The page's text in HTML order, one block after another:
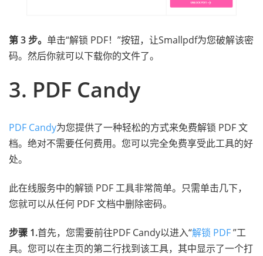
第 3 步。 单击“解锁 PDF！”按钮，让Smallpdf为您破解该密
码。然后你就可以下载你的文件了。
3. PDF Candy
PDF Candy为您提供了一种轻松的方式来免费解锁 PDF 文
档。绝对不需要任何费用。您可以完全免费享受此工具的好
处。
此在线服务中的解锁 PDF 工具非常简单。只需单击几下，
您就可以从任何 PDF 文档中删除密码。
步骤 1.首先，您需要前往PDF Candy以进入“解锁 PDF”工
具。您可以在主页的第二行找到该工具，其中显示了一个打